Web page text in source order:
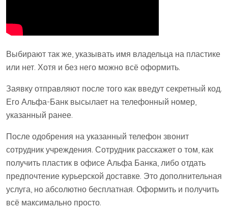
Выбирают так же, указывать имя владельца на пластике
или нет. Хотя и без него можно всё оформить.
Заявку отправляют после того как введут секретный код.
Его Альфа-Банк высылает на телефонный номер,
указанный ранее.
После одобрения на указанный телефон звонит
сотрудник учреждения. Сотрудник расскажет о том, как
получить пластик в офисе Альфа Банка, либо отдать
предпочтение курьерской доставке. Это дополнительная
услуга, но абсолютно бесплатная. Оформить и получить
всё максимально просто.